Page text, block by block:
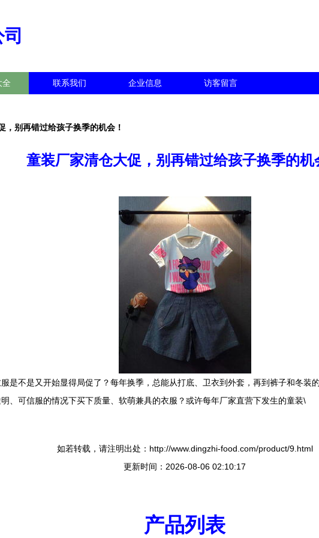
全 联系我们 企业信息 访客留言
，别再错过给孩子换季的机会！
童装厂家清仓大促，别再错过给孩子换季的机
是不是又开始显得局促了？每年换季，总能从打底、卫衣到外套，再到裤子和冬装
、可信服的情况下买下质量、软萌兼具的衣服？或许每年厂家直营下发生的童装\
如若转载，请注明出处：http://www.dingzhi-food.com/product/9.html
更新时间：2026-08-06 02:10:17
产品列表